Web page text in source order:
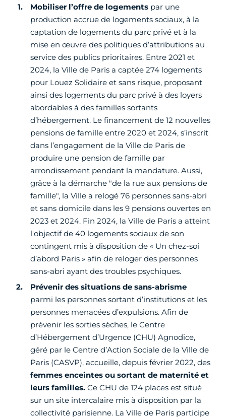
Mobiliser l’offre de logements par une
production accrue de logements sociaux, à la
captation de logements du parc privé et à la
mise en œuvre des politiques d’attributions au
service des publics prioritaires. Entre 2021 et
2024, la Ville de Paris a captée 274 logements
pour Louez Solidaire et sans risque, proposant
ainsi des logements du parc privé à des loyers
abordables à des familles sortants
d’hébergement. Le financement de 12 nouvelles
pensions de famille entre 2020 et 2024, s’inscrit
dans l’engagement de la Ville de Paris de
produire une pension de famille par
arrondissement pendant la mandature. Aussi,
grâce à la démarche "de la rue aux pensions de
famille", la Ville a relogé 76 personnes sans-abri
et sans domicile dans les 9 pensions ouvertes en
2023 et 2024. Fin 2024, la Ville de Paris a atteint
l'objectif de 40 logements sociaux de son
contingent mis à disposition de « Un chez-soi
d’abord Paris » afin de reloger des personnes
sans-abri ayant des troubles psychiques.
Prévenir des situations de sans-abrisme
parmi les personnes sortant d’institutions et les
personnes menacées d’expulsions. Afin de
prévenir les sorties sèches, le Centre
d’Hébergement d’Urgence (CHU) Agnodice,
géré par le Centre d’Action Sociale de la Ville de
Paris (CASVP), accueille, depuis février 2022, des
femmes enceintes ou sortant de maternité et
leurs familles. Ce CHU de 124 places est situé
sur un site intercalaire mis à disposition par la
collectivité parisienne. La Ville de Paris participe